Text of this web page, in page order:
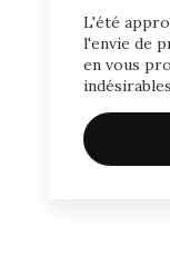
L'été
l'envie de
en vous